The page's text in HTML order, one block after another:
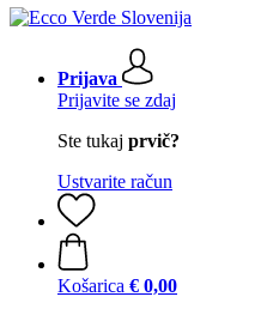
Prijava
Prijavite se zdaj
Ste tukaj prvič?
Ustvarite račun
Košarica € 0,00